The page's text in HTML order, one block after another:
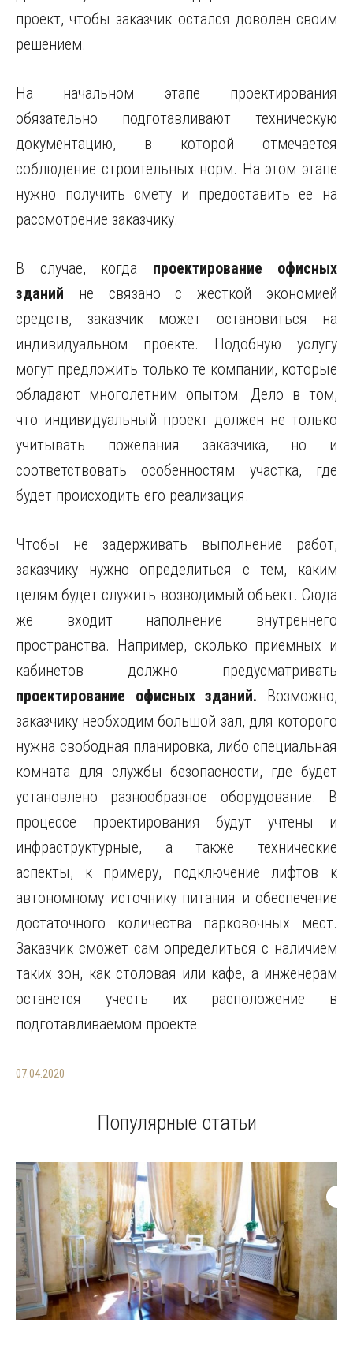
проект, чтобы заказчик остался доволен своим
решением.
На начальном этапе проектирования
обязательно подготавливают техническую
документацию, в которой отмечается
соблюдение строительных норм. На этом этапе
нужно получить смету и предоставить ее на
рассмотрение заказчику.
В случае, когда проектирование офисных
зданий не связано с жесткой экономией
средств, заказчик может остановиться на
индивидуальном проекте. Подобную услугу
могут предложить только те компании, которые
обладают многолетним опытом. Дело в том,
что индивидуальный проект должен не только
учитывать пожелания заказчика, но и
соответствовать особенностям участка, где
будет происходить его реализация.
Чтобы не задерживать выполнение работ,
заказчику нужно определиться с тем, каким
целям будет служить возводимый объект. Сюда
же входит наполнение внутреннего
пространства. Например, сколько приемных и
кабинетов должно предусматривать
проектирование офисных зданий. Возможно,
заказчику необходим большой зал, для которого
нужна свободная планировка, либо специальная
комната для службы безопасности, где будет
установлено разнообразное оборудование. В
процессе проектирования будут учтены и
инфраструктурные, а также технические
аспекты, к примеру, подключение лифтов к
автономному источнику питания и обеспечение
достаточного количества парковочных мест.
Заказчик сможет сам определиться с наличием
таких зон, как столовая или кафе, а инженерам
останется учесть их расположение в
подготавливаемом проекте.
07.04.2020
Популярные статьи